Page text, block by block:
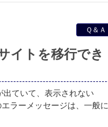
Ｑ＆Ａ
イトを移行でき
ていて、表示されない
ラーメッセージは、一般に